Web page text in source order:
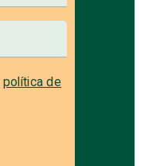
política de